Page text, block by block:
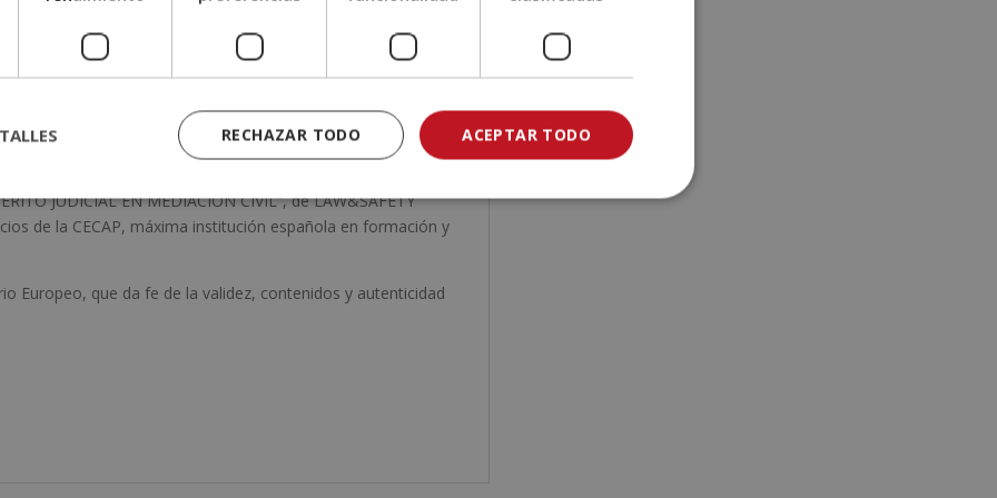
pruebas de evaluación, el alumno recibirá un diploma que
JUDICIAL EN MEDIACIÓN CIVIL”, de LAW&SAFETY
de la CECAP, máxima institución española en formación y
Europeo, que da fe de la validez, contenidos y autenticidad
ACEPTAR TODO
RECHAZAR TODO